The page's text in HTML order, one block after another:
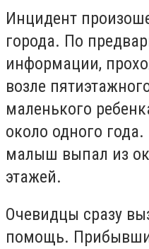
Инцидент
города. По
информации,
возле
маленького
около одного
малыш выпал из
этажей.
Очевидцы сразу
помощь.